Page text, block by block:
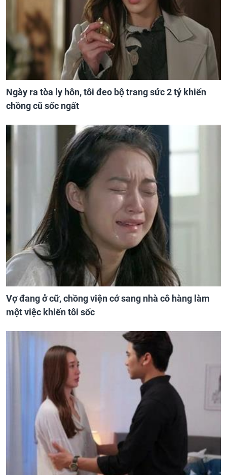
Ngày ra tòa ly hôn, tôi đeo bộ trang sức 2 tỷ khiến
chồng cũ sốc ngất
Vợ đang ở cữ, chồng viện cớ sang nhà cô hàng làm
một việc khiến tôi sốc